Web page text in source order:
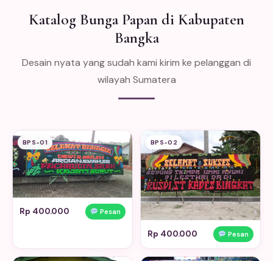
Katalog Bunga Papan di Kabupaten
Bangka
Desain nyata yang sudah kami kirim ke pelanggan di
wilayah Sumatera
BPS-01
Rp 400.000 Pesan
BPS-02
Rp 400.000 Pesan